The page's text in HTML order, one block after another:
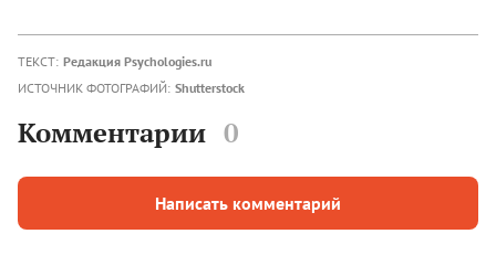
ТЕКСТ: Редакция Psychologies.ru
ИСТОЧНИК ФОТОГРАФИЙ: Shutterstock
Комментарии 0
Написать комментарий